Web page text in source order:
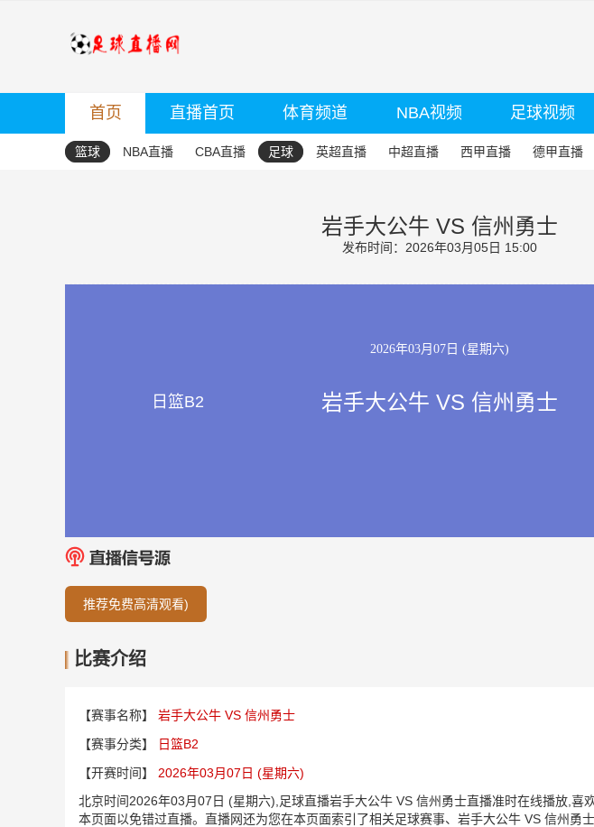
首页 直播首页 体育频道 NBA视频 足球视频
篮球 NBA直播 CBA直播 足球 英超直播 中超直播 西甲直播 德甲直播
岩手大公牛 VS 信州勇士
发布时间：2026年03月05日 15:00
2026年03月07日 (星期六)
日篮B2 岩手大公牛 VS 信州勇士
推荐免费高清观看)
比赛介绍
【赛事名称】
岩手大公牛 VS 信州勇士
【赛事分类】
日篮B2
【开赛时间】
2026年03月07日 (星期六)
北京时间2026年03月07日 (星期六),足球直播岩手大公牛 VS 信州勇士直播准时在线播放,喜
本页面以免错过直播。直播网还为您在本页面索引了相关足球赛事、岩手大公牛 VS 信州勇